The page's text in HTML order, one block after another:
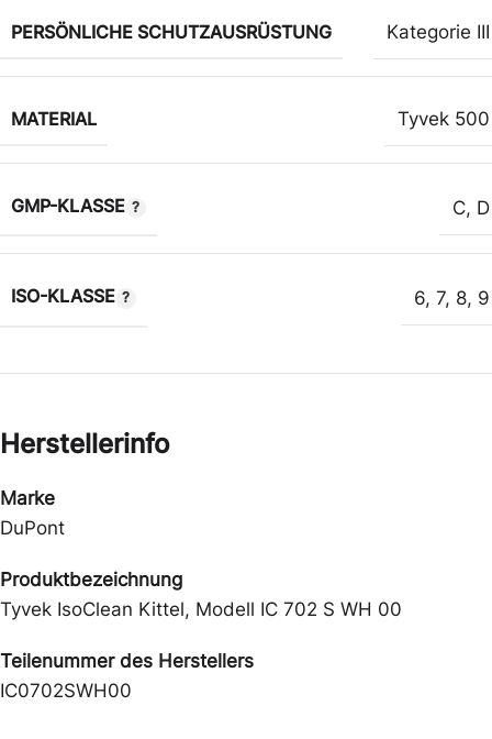
PERSÖNLICHE SCHUTZAUSRÜSTUNG Kategorie III
MATERIAL Tyvek 500
GMP-KLASSE C, D
ISO-KLASSE 6, 7, 8, 9
Herstellerinfo
Marke
DuPont
Produktbezeichnung
Tyvek IsoClean Kittel, Modell IC 702 S WH 00
Teilenummer des Herstellers
IC0702SWH00